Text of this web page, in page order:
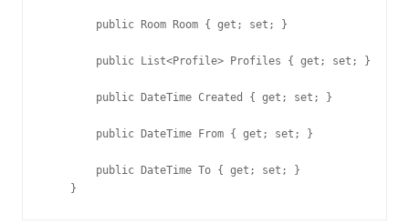
        public Room Room { get; set; }
        public List<Profile> Profiles { get; set; }
        public DateTime Created { get; set; }
        public DateTime From { get; set; }
        public DateTime To { get; set; }
    }